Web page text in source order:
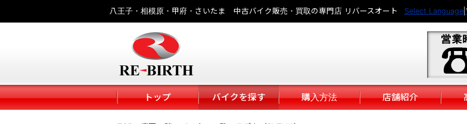
八王子・相模原・甲府・さいたま 中古バイク販売・買取の専門店 リバースオート Select Language
トップ バイクを探す 購入方法 店舗紹介